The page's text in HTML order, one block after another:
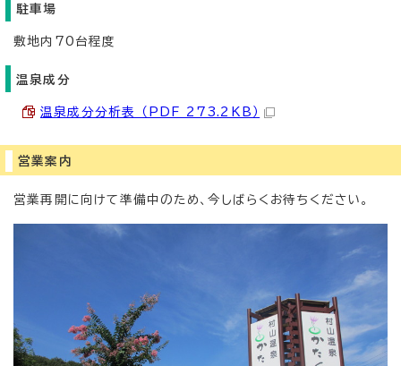
駐車場
敷地内70台程度
温泉成分
温泉成分分析表 （PDF 273.2KB）
営業案内
営業再開に向けて準備中のため、今しばらくお待ちください。